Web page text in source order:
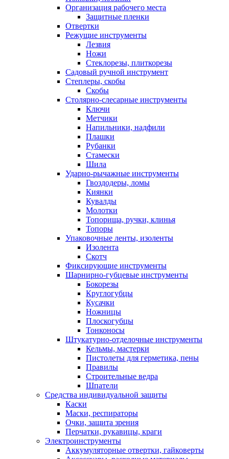
Организация рабочего места
Защитные пленки
Отвертки
Режущие инструменты
Лезвия
Ножи
Стеклорезы, плиткорезы
Садовый ручной инструмент
Степлеры, скобы
Скобы
Столярно-слесарные инструменты
Ключи
Метчики
Напильники, надфили
Плашки
Рубанки
Стамески
Шила
Ударно-рычажные инструменты
Гвоздодеры, ломы
Киянки
Кувалды
Молотки
Топорища, ручки, клинья
Топоры
Упаковочные ленты, изоленты
Изолента
Скотч
Фиксирующие инструменты
Шарнирно-губцевые инструменты
Бокорезы
Круглогубцы
Кусачки
Ножницы
Плоскогубцы
Тонконосы
Штукатурно-отделочные инструменты
Кельмы, мастерки
Пистолеты для герметика, пены
Правилы
Строительные ведра
Шпатели
Средства индивидуальной защиты
Каски
Маски, респираторы
Очки, защита зрения
Перчатки, рукавицы, краги
Электроинструменты
Аккумуляторные отвертки, гайковерты